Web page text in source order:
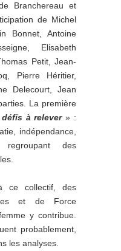
Branchereau et
de Michel
Bonnet, Antoine
Elisabeth
Petit, Jean-
Pierre Héritier,
Delecourt, Jean
La première
à relever» :
indépendance,
des
ce collectif, des
et de Force
y contribue.
probablement,
les analyses.